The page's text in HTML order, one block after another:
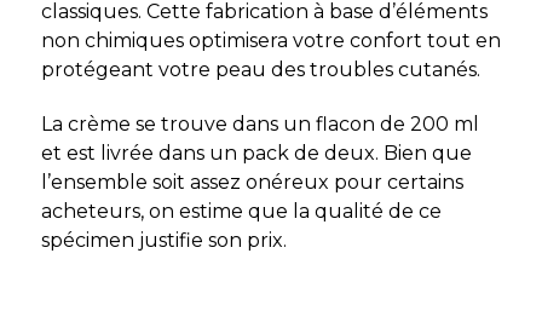
classiques. Cette fabrication à base d’éléments
non chimiques optimisera votre confort tout en
protégeant votre peau des troubles cutanés.
La crème se trouve dans un flacon de 200 ml
et est livrée dans un pack de deux. Bien que
l’ensemble soit assez onéreux pour certains
acheteurs, on estime que la qualité de ce
spécimen justifie son prix.